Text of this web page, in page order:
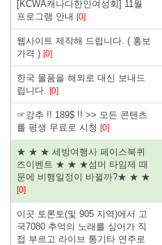
[KCWA캐나다한인여성회] 11월
프로그램 안내 [0]
웹사이트 제작해 드립니다. ( 홍보
가격 ) [0]
한국 물품을 해외로 대신 보내드
립니다. [0]
☞강추 !! 189$ !! >> 모든 콘텐츠
를 평생 무료로 시청 [0]
★ ★ ★ 세방여행사 페이스북퀴
즈이벤트 ★ ★ ★섬머 타임제 때
문에 비행일정이 바뀔까?★ ★ ★
[0]
이곳 토론토(및 905 지역)에서 고
국7080 추억의 노래를 싱어가 직
접 부르고 라이브 통기타 연주로